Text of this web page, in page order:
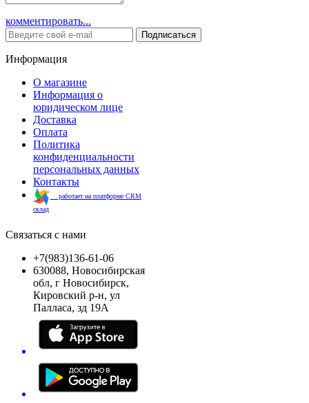
комментировать...
Подписаться
Информация
О магазине
Информация о
юридическом лице
Доставка
Оплата
Политика
конфиденциальности
персональных данных
Контакты
работает на платформе CRM
склад
Связаться с нами
+7(983)136-61-06
630088, Новосибирская
обл, г Новосибирск,
Кировский р-н, ул
Палласа, зд 19А